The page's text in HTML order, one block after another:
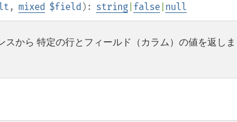
, mixed $field ): string false null
スから 特定の行とフィールド（カラム）の値を返しま